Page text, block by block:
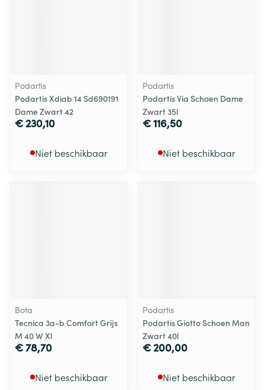
Podartis
Podartis Xdiab 14 Sd690191
Dame Zwart 42
€ 230,10
Niet beschikbaar
Podartis
Podartis Via Schoen Dame
Zwart 35l
€ 116,50
Niet beschikbaar
Bota
Tecnica 3a-b Comfort Grijs
M 40 W Xl
€ 78,70
Niet beschikbaar
Podartis
Podartis Giotto Schoen Man
Zwart 40l
€ 200,00
Niet beschikbaar